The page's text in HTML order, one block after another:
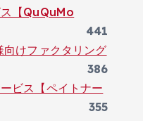
【QuQuMo
441
けファクタリング
386
ビス【ペイトナー
355